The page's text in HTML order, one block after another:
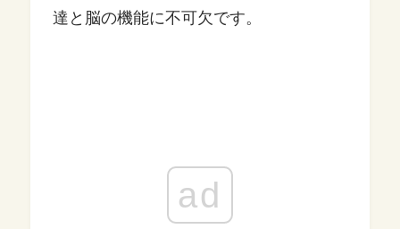
達と脳の機能に不可欠です。
ad